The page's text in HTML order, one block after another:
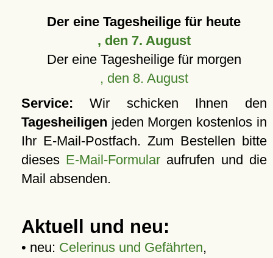
Der eine Tagesheilige für heute
, den 7. August
Der eine Tagesheilige für morgen
, den 8. August
Service: Wir schicken Ihnen den
Tagesheiligen jeden Morgen kostenlos in
Ihr E-Mail-Postfach. Zum Bestellen bitte
dieses E-Mail-Formular aufrufen und die
Mail absenden.
Aktuell und neu:
• neu: Celerinus und Gefährten,